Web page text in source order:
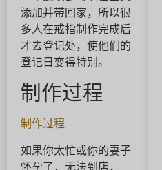
添加并带回家，所以很
多人在戒指制作完成后
才去登记处，使他们的
登记日变得特别。
制作过程
制作过程
如果你太忙或你的妻子
怀孕了，无法到店，